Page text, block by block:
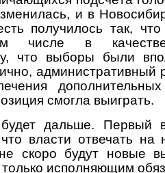
и в
получилось так, что
числе в качестве
что выборы были
административный
смогла выиграть.
дальше. Первый
власти отвечать на
скоро будут новые
только исполняющим